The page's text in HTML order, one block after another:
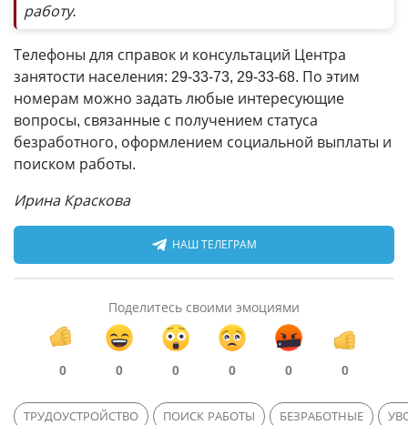
работу.
Телефоны для справок и консультаций Центра
занятости населения: 29-33-73, 29-33-68. По этим
номерам можно задать любые интересующие
вопросы, связанные с получением статуса
безработного, оформлением социальной выплаты и
поиском работы.
Ирина Краскова
НАШ ТЕЛЕГРАМ
Поделитесь своими эмоциями
0 0 0 0 0 0
ТРУДОУСТРОЙСТВО ПОИСК РАБОТЫ БЕЗРАБОТНЫЕ